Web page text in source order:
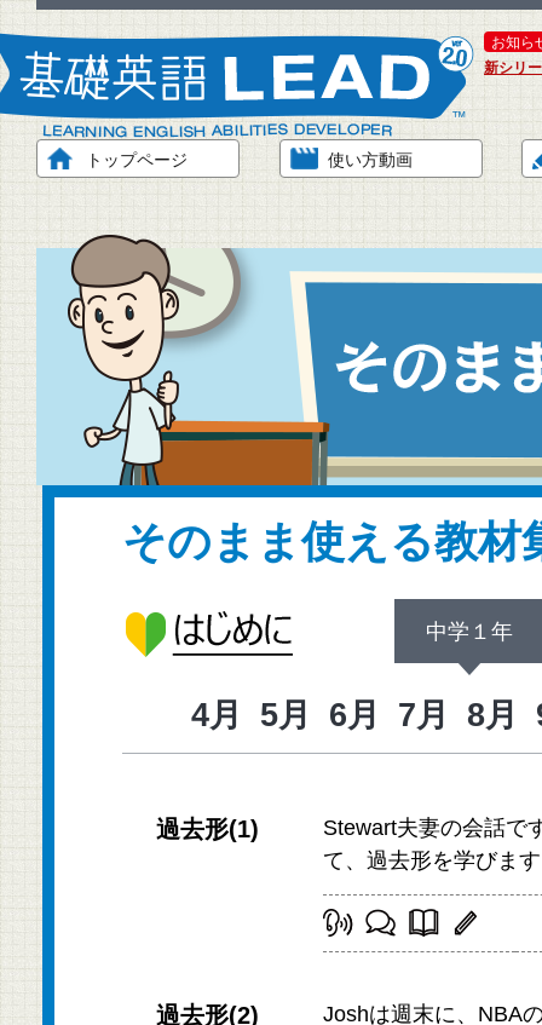
お知ら
新シリ
トップページ 使い方動画
そのまま使える教材
中学１年
4月 5月 6月 7月 8月
過去形(1)
Stewart夫妻の会話で
て、過去形を学びま
過去形(2) Joshは週末に、NBA